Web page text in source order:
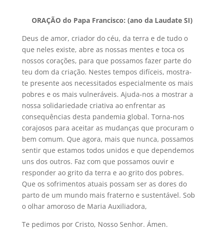
ORAÇÃO do Papa Francisco: (ano da Laudate SI)
Deus de amor, criador do céu, da terra e de tudo o
que neles existe, abre as nossas mentes e toca os
nossos corações, para que possamos fazer parte do
teu dom da criação. Nestes tempos difíceis, mostra-
te presente aos necessitados especialmente os mais
pobres e os mais vulneráveis. Ajuda-nos a mostrar a
nossa solidariedade criativa ao enfrentar as
consequências desta pandemia global. Torna-nos
corajosos para aceitar as mudanças que procuram o
bem comum. Que agora, mais que nunca, possamos
sentir que estamos todos unidos e que dependemos
uns dos outros. Faz com que possamos ouvir e
responder ao grito da terra e ao grito dos pobres.
Que os sofrimentos atuais possam ser as dores do
parto de um mundo mais fraterno e sustentável. Sob
o olhar amoroso de Maria Auxiliadora,
Te pedimos por Cristo, Nosso Senhor. Ámen.